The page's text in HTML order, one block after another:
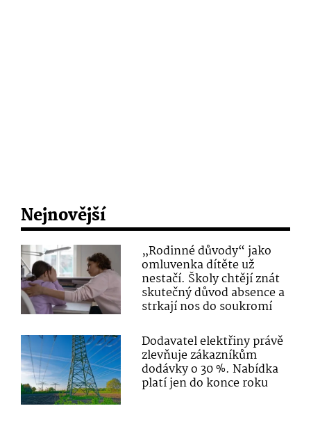
Nejnovější
„Rodinné důvody“ jako
omluvenka dítěte už
nestačí. Školy chtějí znát
skutečný důvod absence a
strkají nos do soukromí
Dodavatel elektřiny právě
zlevňuje zákazníkům
dodávky o 30 %. Nabídka
platí jen do konce roku